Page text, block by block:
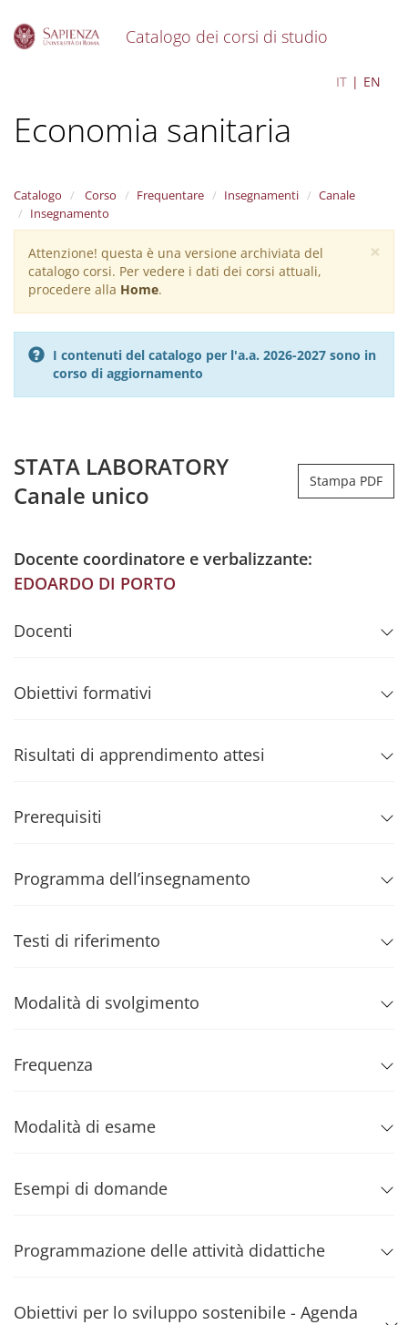
Catalogo dei corsi di studio
IT EN
Economia sanitaria
Catalogo Corso Frequentare Insegnamenti
Canale
Insegnamento
×
Warning
message
Attenzione! questa è una versione archiviata del
catalogo corsi. Per vedere i dati dei corsi attuali,
procedere alla Home.
I contenuti del catalogo per l'a.a. 2026-2027 sono in
corso di aggiornamento
STATA LABORATORY
Canale unico
Stampa PDF
Docente coordinatore e verbalizzante:
EDOARDO DI PORTO
Docenti
Obiettivi formativi
Risultati di apprendimento attesi
Prerequisiti
Programma dell’insegnamento
Testi di riferimento
Modalità di svolgimento
Frequenza
Modalità di esame
Esempi di domande
Programmazione delle attività didattiche
Obiettivi per lo sviluppo sostenibile - Agenda